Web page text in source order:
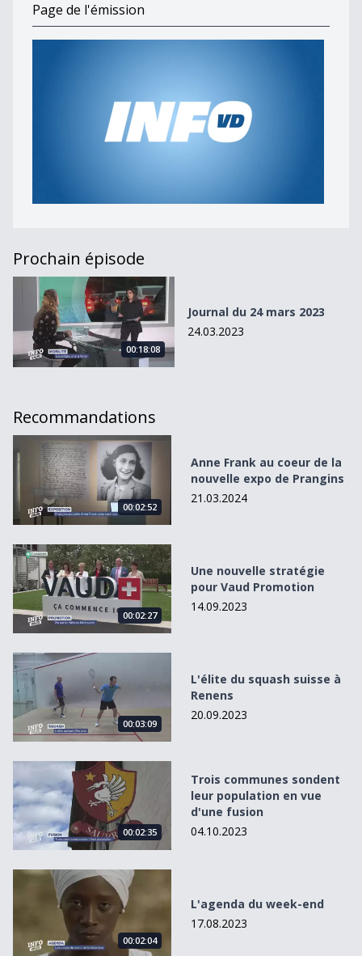
Page de l'émission
Prochain épisode
Journal du 24 mars 2023
00:18:08
Journal du 24 mars 2023
24.03.2023
Recommandations
Anne Frank au coeur de la nouvelle expo de Prangins
00:02:52
Anne Frank au coeur de la
nouvelle expo de Prangins
21.03.2024
Une nouvelle stratégie pour Vaud Promotion
00:02:27
Une nouvelle stratégie
pour Vaud Promotion
14.09.2023
L&#039;élite du squash suisse à Renens
00:03:09
L'élite du squash suisse à
Renens
20.09.2023
Trois communes sondent leur population en vue
00:02:35
Trois communes sondent
leur population en vue
d'une fusion
04.10.2023
L&#039;agenda du week-end
00:02:04
L'agenda du week-end
17.08.2023